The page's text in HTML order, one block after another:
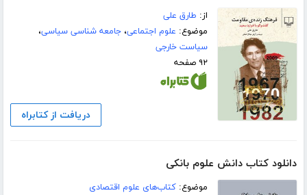
از: طارق علی
موضوع: علوم اجتماعی،جامعه شناسی سیاسی،
سیاست خارجی
۹۲ صفحه
دریافت از کتابراه
دانلود کتاب دانش علوم بانکی
موضوع:کتاب‌های علوم اقتصادی